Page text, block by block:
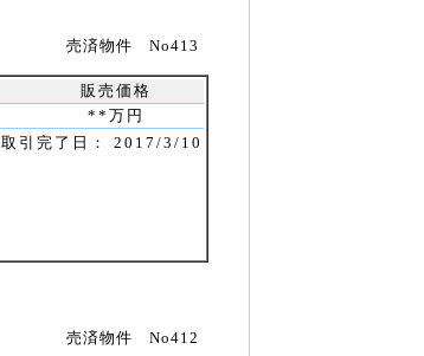
売済物件 No413
販売価格
**万円
取引完了日： 2017/3/10
売済物件 No412